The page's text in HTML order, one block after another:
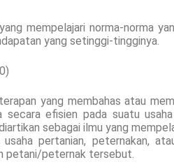
mempelajari norma-norma
yang setinggi-tingginya.
yang membahas atau
secara efisien pada suatu
sebagai ilmu yang
pertanian, peternakan,
petani/peternak tersebut.